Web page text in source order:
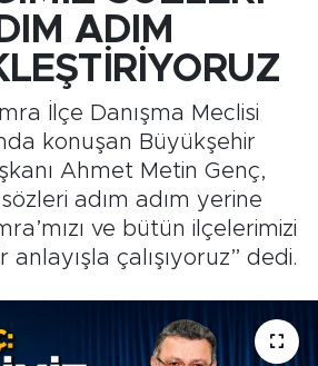
ADIM
İlçe Danışma Meclisi
konuşan Büyükşehir
Ahmet Metin Genç,
adım adım yerine
ve bütün ilçelerimizi
çalışıyoruz” dedi.
SILAYA